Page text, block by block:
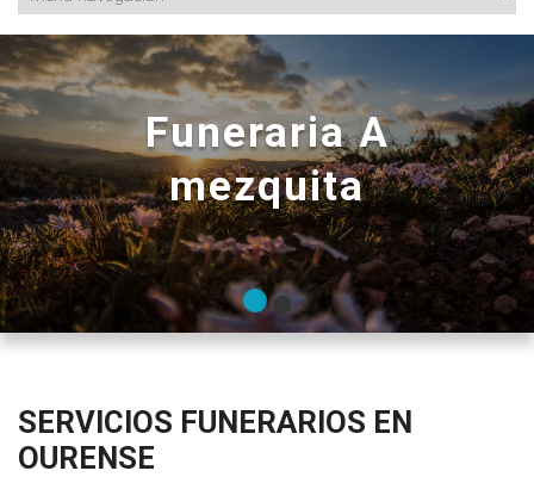
Funeraria A
mezquita
SERVICIOS FUNERARIOS EN
OURENSE